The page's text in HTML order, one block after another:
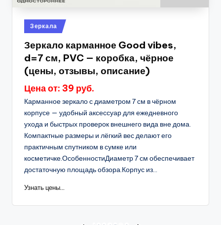
Опубликовано
в
Зеркала
Зеркало карманное Good vibes,
d=7 см, PVC — коробка, чёрное
(цены, отзывы, описание)
Цена от: 39 руб.
Карманное зеркало с диаметром 7 см в чёрном
корпусе — удобный аксессуар для ежедневного
ухода и быстрых проверок внешнего вида вне дома.
Компактные размеры и лёгкий вес делают его
практичным спутником в сумке или
косметичке.ОсобенностиДиаметр 7 см обеспечивает
достаточную площадь обзора.Корпус из...
Узнать цены...